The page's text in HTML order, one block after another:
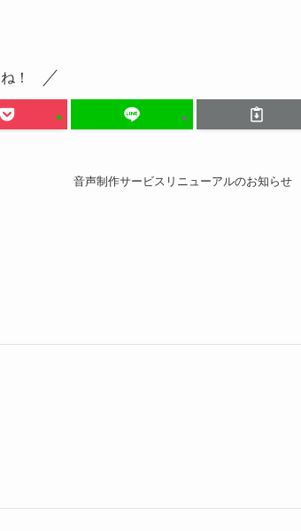
！
音声制作サービスリニューアルのお知らせ